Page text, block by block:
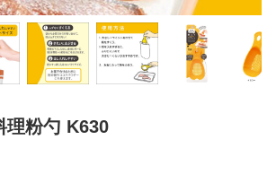
理粉勺 K630